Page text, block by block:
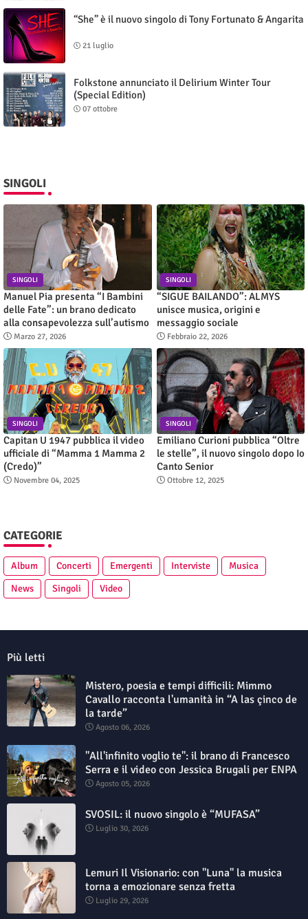
“She” è il nuovo singolo di Tony Fortunato & Angarita
21 luglio
Folkstone annunciato il Delirium Winter Tour
(Special Edition)
07 ottobre
SINGOLI
SINGOLI
Manuel Pia presenta “I Bambini
delle Fate”: un brano dedicato
alla consapevolezza sull’autismo
Marzo 27, 2026
SINGOLI
“SIGUE BAILANDO”: ALMYS
unisce musica, origini e
messaggio sociale
Febbraio 22, 2026
SINGOLI
Capitan U 1947 pubblica il video
ufficiale di “Mamma 1 Mamma 2
(Credo)”
Novembre 04, 2025
SINGOLI
Emiliano Curioni pubblica “Oltre
le stelle”, il nuovo singolo dopo Io
Canto Senior
Ottobre 12, 2025
CATEGORIE
Album Concerti Emergenti Interviste
Musica
News
Singoli Video
Più letti
Mistero, poesia e tempi difficili: Mimmo
Cavallo racconta l'umanità in “A las çinco de
la tarde”
Agosto 06, 2026
"All'infinito voglio te": il brano di Francesco
Serra e il video con Jessica Brugali per ENPA
Agosto 05, 2026
SVOSIL: il nuovo singolo è “MUFASA”
Luglio 30, 2026
Lemuri Il Visionario: con "Luna" la musica
torna a emozionare senza fretta
Luglio 29, 2026